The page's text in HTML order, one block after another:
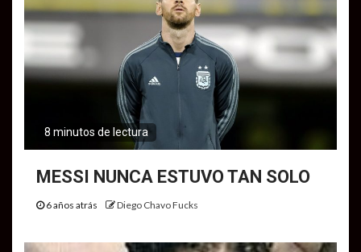
8 minutos de lectura
MESSI NUNCA ESTUVO TAN SOLO
6 años atrás Diego Chavo Fucks